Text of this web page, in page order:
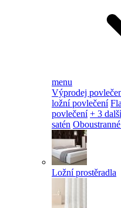
menu
Výprodej
ložní povlečení
povlečení + 3 další
satén
Ložní prostěradla